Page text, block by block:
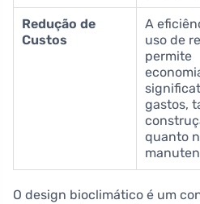
Redução de
Custos
A
uso de
permite
gastos,
quanto
O design bioclimático é um